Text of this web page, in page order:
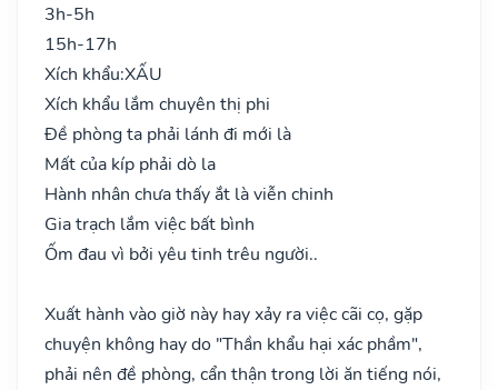
3h-5h
15h-17h
Xích khẩu:XẤU
Xích khẩu lắm chuyên thị phi
Đề phòng ta phải lánh đi mới là
Mất của kíp phải dò la
Hành nhân chưa thấy ắt là viễn chinh
Gia trạch lắm việc bất bình
Ốm đau vì bởi yêu tinh trêu người..
Xuất hành vào giờ này hay xảy ra việc cãi cọ, gặp
chuyện không hay do "Thần khẩu hại xác phầm",
phải nên đề phòng, cẩn thận trong lời ăn tiếng nói,